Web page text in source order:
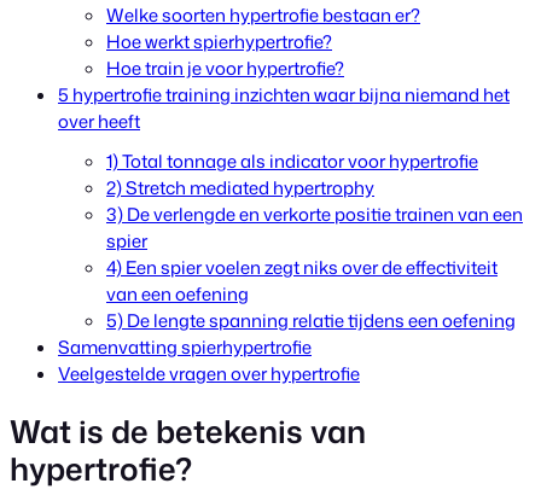
Welke soorten hypertrofie bestaan er?
Hoe werkt spierhypertrofie?
Hoe train je voor hypertrofie?
5 hypertrofie training inzichten waar bijna niemand het
over heeft
1) Total tonnage als indicator voor hypertrofie
2) Stretch mediated hypertrophy
3) De verlengde en verkorte positie trainen van een
spier
4) Een spier voelen zegt niks over de effectiviteit
van een oefening
5) De lengte spanning relatie tijdens een oefening
Samenvatting spierhypertrofie
Veelgestelde vragen over hypertrofie
Wat is de betekenis van
hypertrofie?